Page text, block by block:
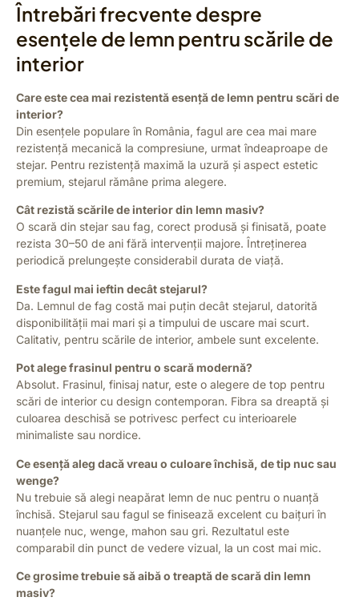
Întrebări frecvente despre
esențele de lemn pentru scările de
interior
Care este cea mai rezistentă esență de lemn pentru scări de
interior?
Din esențele populare în România, fagul are cea mai mare
rezistență mecanică la compresiune, urmat îndeaproape de
stejar. Pentru rezistență maximă la uzură și aspect estetic
premium, stejarul rămâne prima alegere.
Cât rezistă scările de interior din lemn masiv?
O scară din stejar sau fag, corect produsă și finisată, poate
rezista 30–50 de ani fără intervenții majore. Întreținerea
periodică prelungește considerabil durata de viață.
Este fagul mai ieftin decât stejarul?
Da. Lemnul de fag costă mai puțin decât stejarul, datorită
disponibilității mai mari și a timpului de uscare mai scurt.
Calitativ, pentru scările de interior, ambele sunt excelente.
Pot alege frasinul pentru o scară modernă?
Absolut. Frasinul, finisaj natur, este o alegere de top pentru
scări de interior cu design contemporan. Fibra sa dreaptă și
culoarea deschisă se potrivesc perfect cu interioarele
minimaliste sau nordice.
Ce esență aleg dacă vreau o culoare închisă, de tip nuc sau
wenge?
Nu trebuie să alegi neapărat lemn de nuc pentru o nuanță
închisă. Stejarul sau fagul se finisează excelent cu baițuri în
nuanțele nuc, wenge, mahon sau gri. Rezultatul este
comparabil din punct de vedere vizual, la un cost mai mic.
Ce grosime trebuie să aibă o treaptă de scară din lemn
masiv?